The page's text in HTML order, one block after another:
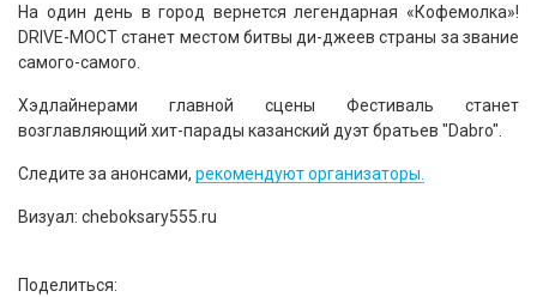
На один день в город вернется легендарная «Кофемолка»!
DRIVE-МОСТ станет местом битвы ди-джеев страны за звание
самого-самого.
Хэдлайнерами главной сцены Фестиваль станет
возглавляющий хит-парады казанский дуэт братьев "Dabro".
Следите за анонсами, рекомендуют организаторы.
Визуал: cheboksary555.ru
Поделиться: